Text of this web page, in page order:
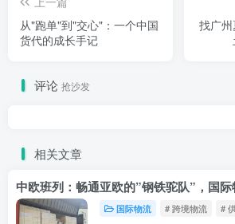
从"跑单"到"交心"：一个中国
货代的成长手记
找广
评论 抢沙发
相关文章
中欧班列：畅通亚欧的”钢铁驼队”，国
国际物流 # 跨境物流 #